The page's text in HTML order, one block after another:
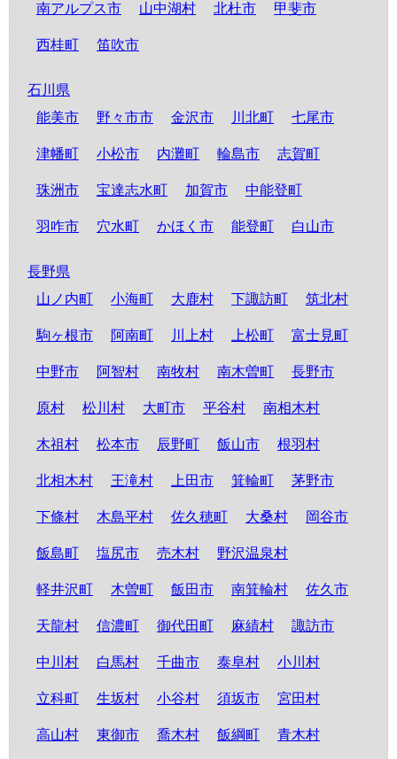
南アルプス市 山中湖村 北杜市 甲斐市
西桂町 笛吹市
石川県
能美市
野々市市 金沢市 川北町 七尾市
津幡町 小松市 内灘町 輪島市 志賀町
珠洲市 宝達志水町 加賀市 中能登町
羽咋市 穴水町 かほく市 能登町 白山市
長野県
山ノ内町
小海町 大鹿村 下諏訪町 筑北村
駒ヶ根市 阿南町 川上村 上松町 富士見町
中野市 阿智村 南牧村 南木曽町 長野市
原村 松川村 大町市 平谷村 南相木村
木祖村 松本市 辰野町 飯山市 根羽村
北相木村 王滝村 上田市 箕輪町 茅野市
下條村 木島平村 佐久穂町 大桑村 岡谷市
飯島町 塩尻市 売木村 野沢温泉村
軽井沢町 木曽町 飯田市 南箕輪村 佐久市
天龍村 信濃町 御代田町 麻績村 諏訪市
中川村 白馬村 千曲市 泰阜村 小川村
立科町 生坂村 小谷村 須坂市 宮田村
高山村 東御市 喬木村 飯綱町 青木村